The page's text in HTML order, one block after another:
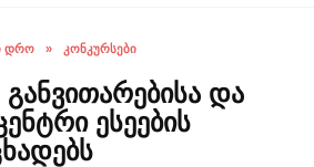
ᲓᲠᲝ » ᲙᲝᲜᲙᲣᲠᲡᲔᲑᲘ
და
ესეების